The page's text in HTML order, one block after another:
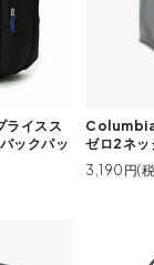
イスス
ックパッ
Columbia
ゼロ2ネッ
3,190円(